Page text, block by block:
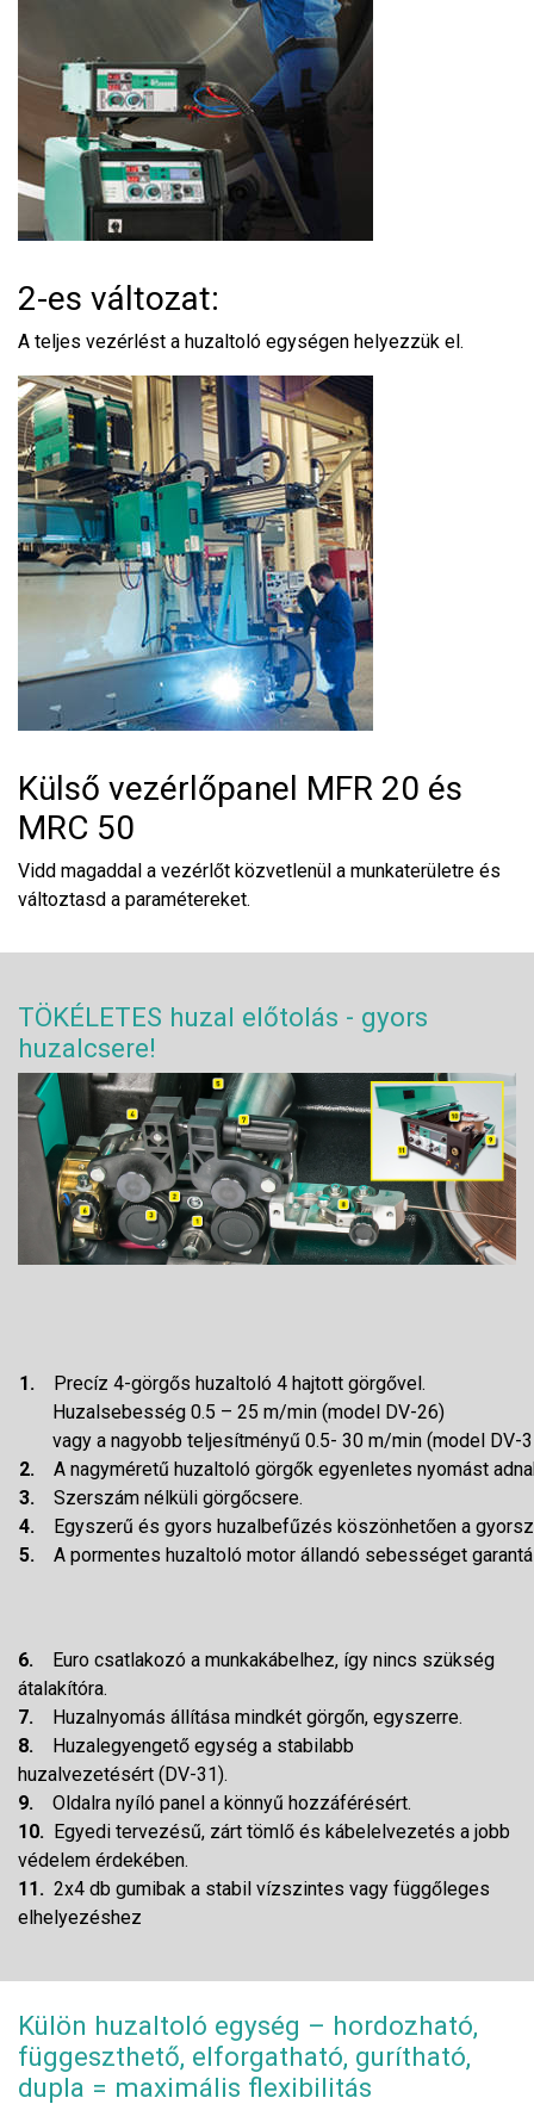
2-es változat:
A teljes vezérlést a huzaltoló egységen helyezzük el.
Külső vezérlőpanel MFR 20 és
MRC 50
Vidd magaddal a vezérlőt közvetlenül a munkaterületre és
változtasd a paramétereket.
TÖKÉLETES huzal előtolás - gyors
huzalcsere!
1. Precíz 4-görgős huzaltoló 4 hajtott görgővel.
Huzalsebesség 0.5 – 25 m/min (model DV-26)
vagy a nagyobb teljesítményű 0.5- 30 m/min (model DV-
2.
A nagyméretű huzaltoló görgők egyenletes nyomást
3. Szerszám nélküli görgőcsere.
4. Egyszerű és gyors huzalbefűzés köszönhetően a
5. A pormentes huzaltoló motor állandó sebességet
6. Euro csatlakozó a munkakábelhez, így nincs szükség
átalakítóra.
7. Huzalnyomás állítása mindkét görgőn, egyszerre.
8. Huzalegyengető egység a stabilabb
huzalvezetésért (DV-31).
9. Oldalra nyíló panel a könnyű hozzáférésért.
10. Egyedi tervezésű, zárt tömlő és kábelelvezetés a jobb
védelem érdekében.
11. 2x4 db gumibak a stabil vízszintes vagy függőleges
elhelyezéshez
Külön huzaltoló egység – hordozható,
függeszthető, elforgatható, gurítható,
dupla = maximális flexibilitás